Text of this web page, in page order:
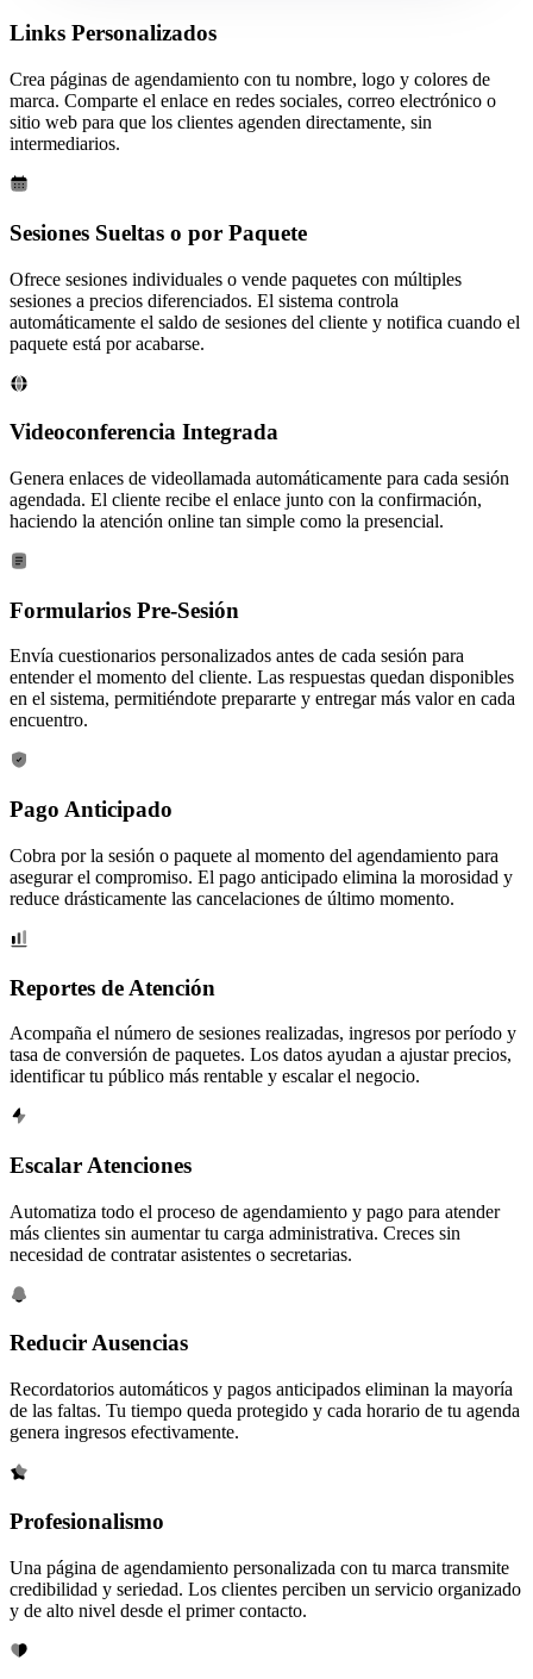
17:00
Links Personalizados
Crea páginas de agendamiento con tu nombre, logo y colores de
marca. Comparte el enlace en redes sociales, correo electrónico o
sitio web para que los clientes agenden directamente, sin
intermediarios.
Sesiones Sueltas o por Paquete
Ofrece sesiones individuales o vende paquetes con múltiples
sesiones a precios diferenciados. El sistema controla
automáticamente el saldo de sesiones del cliente y notifica cuando el
paquete está por acabarse.
Videoconferencia Integrada
Genera enlaces de videollamada automáticamente para cada sesión
agendada. El cliente recibe el enlace junto con la confirmación,
haciendo la atención online tan simple como la presencial.
Formularios Pre-Sesión
Envía cuestionarios personalizados antes de cada sesión para
entender el momento del cliente. Las respuestas quedan disponibles
en el sistema, permitiéndote prepararte y entregar más valor en cada
encuentro.
Pago Anticipado
Cobra por la sesión o paquete al momento del agendamiento para
asegurar el compromiso. El pago anticipado elimina la morosidad y
reduce drásticamente las cancelaciones de último momento.
Reportes de Atención
Acompaña el número de sesiones realizadas, ingresos por período y
tasa de conversión de paquetes. Los datos ayudan a ajustar precios,
identificar tu público más rentable y escalar el negocio.
Escalar Atenciones
Automatiza todo el proceso de agendamiento y pago para atender
más clientes sin aumentar tu carga administrativa. Creces sin
necesidad de contratar asistentes o secretarias.
Reducir Ausencias
Recordatorios automáticos y pagos anticipados eliminan la mayoría
de las faltas. Tu tiempo queda protegido y cada horario de tu agenda
genera ingresos efectivamente.
Profesionalismo
Una página de agendamiento personalizada con tu marca transmite
credibilidad y seriedad. Los clientes perciben un servicio organizado
y de alto nivel desde el primer contacto.